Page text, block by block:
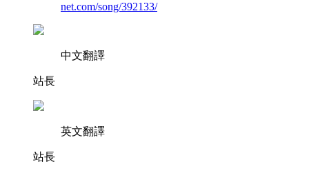
net.com/song/392133/
中文翻譯
站長
英文翻譯
站長